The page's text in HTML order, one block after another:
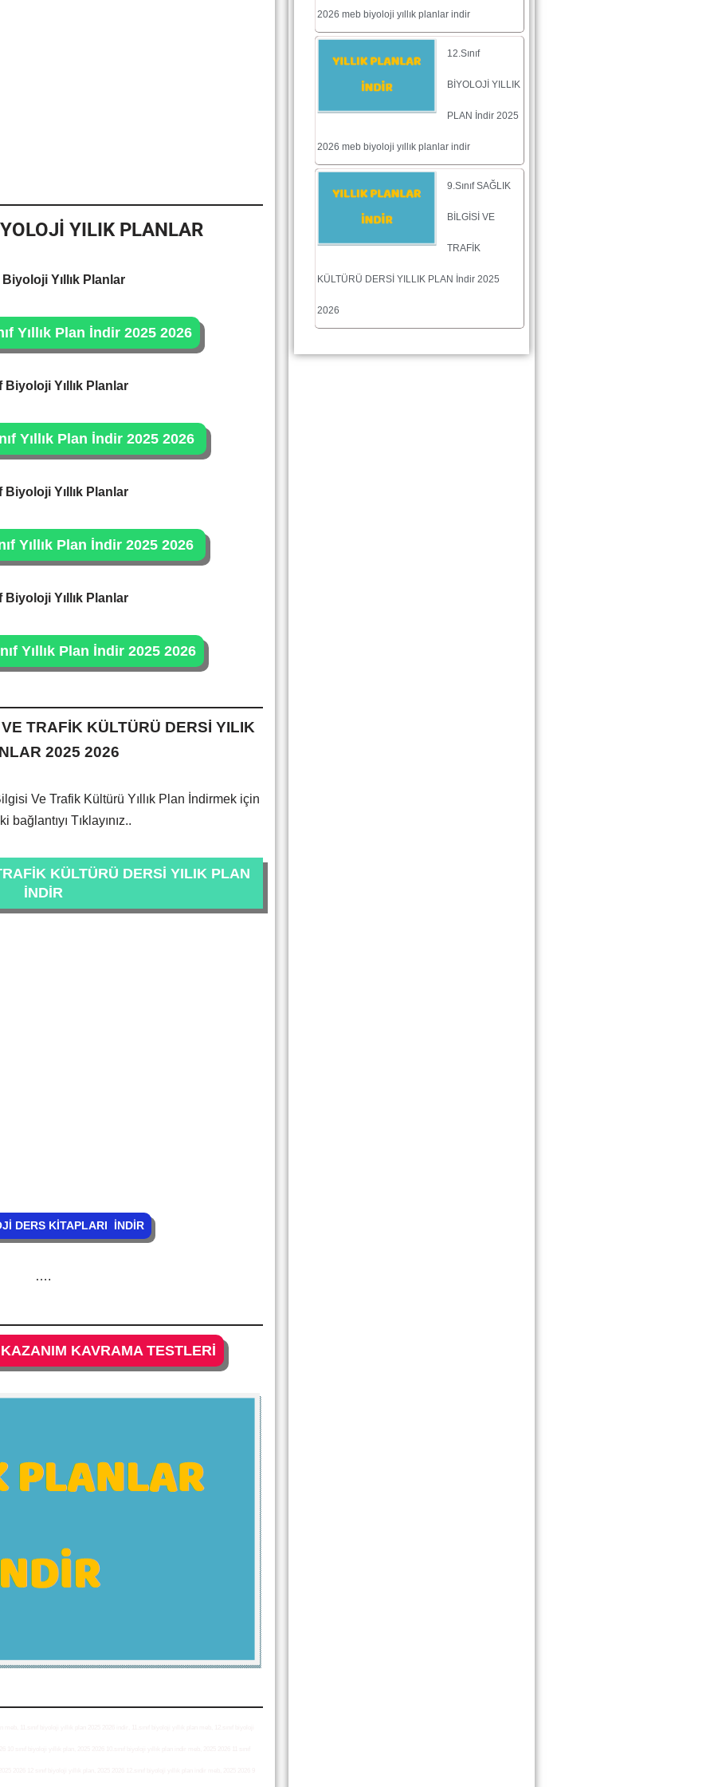
YILIK PLANLAR
Biyoloji Yıllık Planlar
Yıllık Plan İndir 2025 2026
Biyoloji Yıllık Planlar
Yıllık Plan İndir 2025 2026
Biyoloji Yıllık Planlar
Yıllık Plan İndir 2025 2026
Biyoloji Yıllık Planlar
Yıllık Plan İndir 2025 2026
TRAFİK KÜLTÜRÜ DERSİ YILIK
2025 2026
Ve Trafik Kültürü Yıllık Plan İndirmek için
bağlantıyı Tıklayınız..
KÜLTÜRÜ DERSİ YILIK PLAN
İNDİR
DERS KİTAPLARI İNDİR
….
KAVRAMA TESTLERİ
2026 meb biyoloji yıllık planlar indir
12.Sınıf
BİYOLOJİ YILLIK
PLAN İndir 2025
2026 meb biyoloji yıllık planlar indir
9.Sınıf SAĞLIK
BİLGİSİ VE
TRAFİK
KÜLTÜRÜ DERSİ YILLIK PLAN İndir 2025
2026